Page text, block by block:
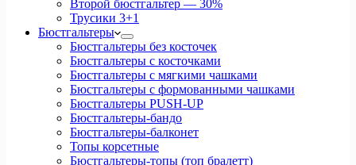
Второй бюстгальтер — 30%
Трусики 3+1
Бюстгальтеры
Бюстгальтеры без косточек
Бюстгальтеры с косточками
Бюстгальтеры с мягкими чашками
Бюстгальтеры с формованными чашками
Бюстгальтеры PUSH-UP
Бюстгальтеры-бандо
Бюстгальтеры-балконет
Топы корсетные
Бюстгальтеры-топы (топ бралетт)